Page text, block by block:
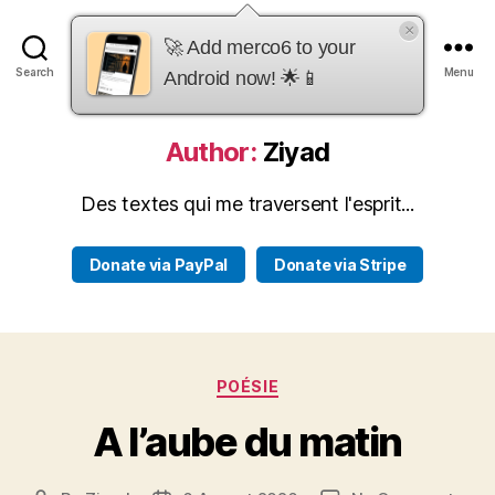
Search
merco6
Menu
Author: Ziyad
Des textes qui me traversent l'esprit...
Donate via PayPal Donate via Stripe
Categories
POÉSIE
A l’aube du matin
🚀 Add merco6 to your
Android now! 🌟📱
×